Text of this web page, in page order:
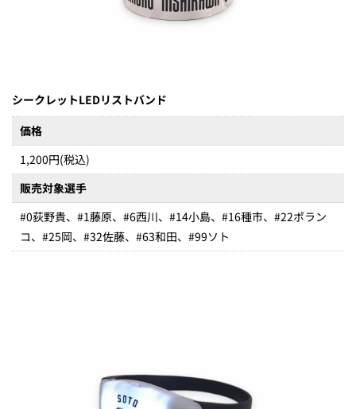
シークレットLEDリストバンド
価格
1,200円(税込)
販売対象選手
#0荻野貴、#1藤原、#6西川、#14小島、#16種市、#22ポラン
コ、#25岡、#32佐藤、#63和田、#99ソト